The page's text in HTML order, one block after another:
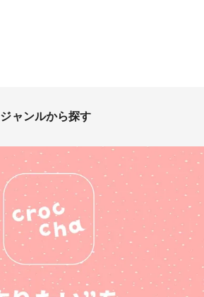
ジャンルから探す